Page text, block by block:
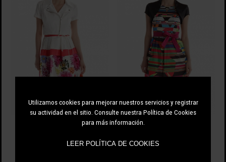
Utilizamos cookies para mejorar nuestros servicios y registrar
su actividad en el sitio. Consulte nuestra Política de Cookies
para más información.
BOLERO MANGA CORTA CON
91.00 EUR
BOLERO LONETA MANGA CORTA
57.00 EUR
LEER POLÍTICA DE COOKIES